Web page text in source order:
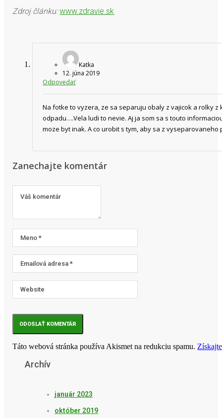
Zdroj článku: www.zdravie.sk
Katka
12. júna 2019
Odpovedať
Na fotke to vyzera, ze sa separuju obaly z vajicok a rolky
odpadu….Vela ludi to nevie. Aj ja som sa s touto
moze byt inak. A co urobit s tym, aby sa z
Zanechajte komentár
Táto webová stránka používa Akismet na redukciu spamu.
Archív
január 2023
október 2019